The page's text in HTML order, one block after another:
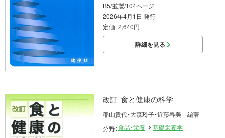
B5/並製/104ページ
2026年4月1日 発行
定価: 2,640円
詳細を見る
改訂 食と健康の科学
稲山貴代・大森玲子・近藤春美 編著
分野：食品・栄養
基礎栄養学